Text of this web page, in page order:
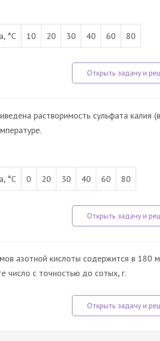
°С 10 20 30 40 60 80
растворимость сульфата калия
°С 0 20 30 40 60 80
азотной кислоты содержится в 180
число с точностью до сотых, г.